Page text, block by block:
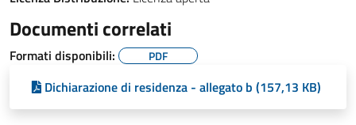
Documenti correlati
Formati disponibili: PDF
Dichiarazione di residenza - allegato b (157,13 KB)